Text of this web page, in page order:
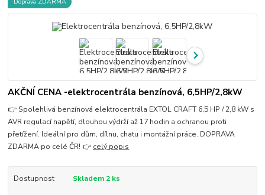
AKČNÍ CENA -elektrocentrála benzínová, 6,5HP/2,8kW
👉 Spolehlivá benzínová elektrocentrála EXTOL CRAFT 6,5 HP / 2,8 kW s
AVR regulací napětí, dlouhou výdrží až 17 hodin a ochranou proti
přetížení. Ideální pro dům, dílnu, chatu i montážní práce. DOPRAVA
ZDARMA po celé ČR! 👉 celý popis
Dostupnost Skladem 2 ks